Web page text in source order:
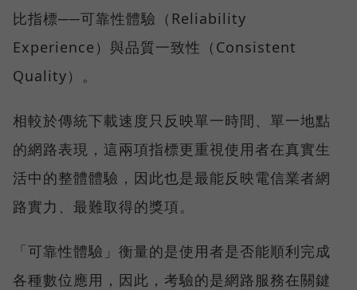
比指標──可靠性體驗（Reliability
Experience）與品質一致性（Consistent
Quality）。
相較於傳統下載速度只反映單一時間、單一地點
的網路表現，這兩項指標更重視使用者在真實生
活中的整體體驗，因此也是最能反映電信業者網
路實力、最難取得的獎項。
「可靠性體驗」衡量的是使用者是否能順利完成
各種數位應用，因此，考驗的是網路服務在關鍵